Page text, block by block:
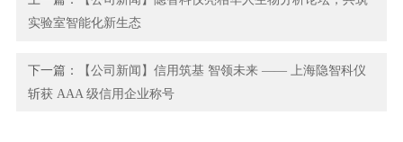
实验室智能化新生态
下一篇：
【公司新闻】信用筑基 智领未来 —— 上海隐智科仪
斩获 AAA 级信用企业称号